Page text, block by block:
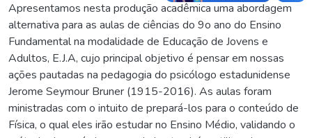
Apresentamos nesta produção acadêmica uma abordagem
alternativa para as aulas de ciências do 9o ano do Ensino
Fundamental na modalidade de Educação de Jovens e
Adultos, E.J.A, cujo principal objetivo é pensar em nossas
ações pautadas na pedagogia do psicólogo estadunidense
Jerome Seymour Bruner (1915-2016). As aulas foram
ministradas com o intuito de prepará-los para o conteúdo de
Física, o qual eles irão estudar no Ensino Médio, validando o